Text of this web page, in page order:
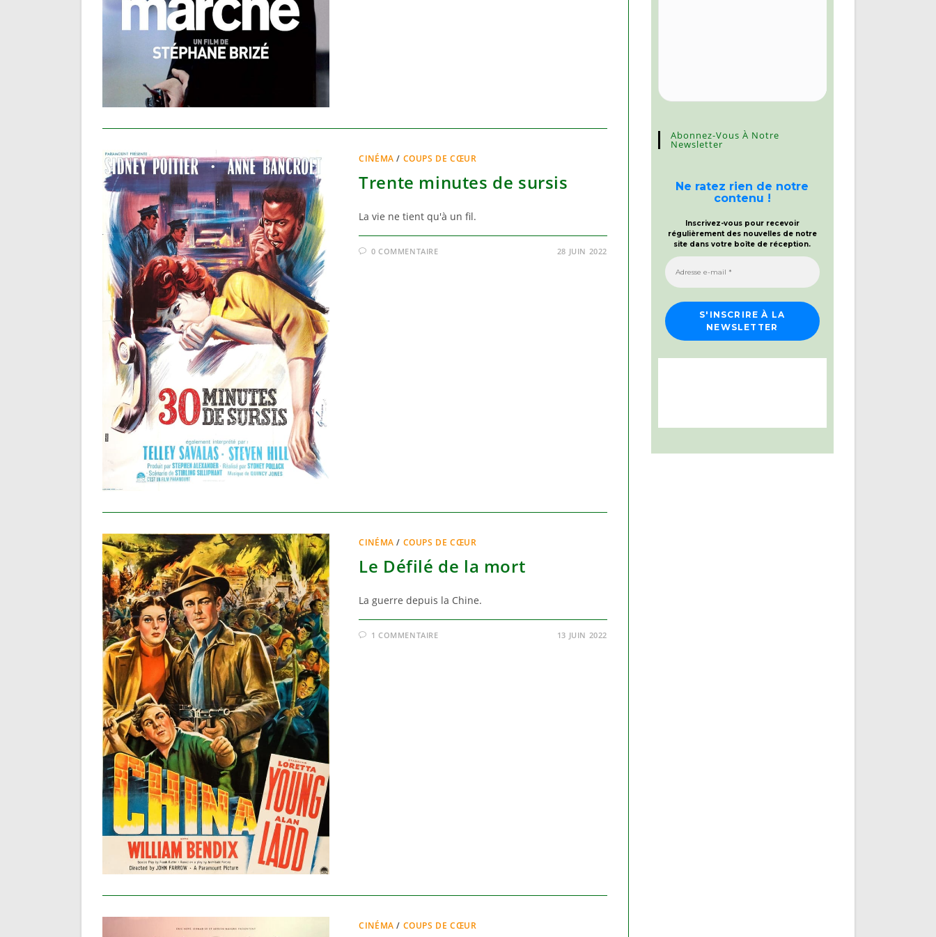
CINÉMA / COUPS DE CŒUR
Trente minutes de sursis
La vie ne tient qu'à un fil.
0 COMMENTAIRE 28 JUIN 2022
CINÉMA / COUPS DE CŒUR
Le Défilé de la mort
La guerre depuis la Chine.
1 COMMENTAIRE 13 JUIN 2022
CINÉMA / COUPS DE CŒUR
Abonnez-Vous À Notre
Newsletter
Ne ratez rien de notre
contenu !
Inscrivez-vous pour recevoir
régulièrement des nouvelles de notre
site dans votre boîte de réception.